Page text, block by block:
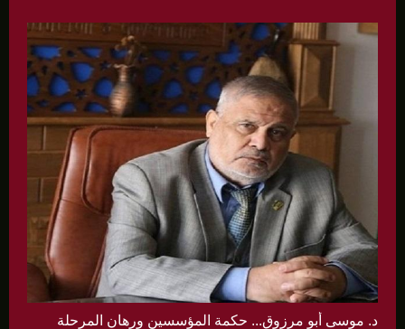
د. موسى أبو مرزوق... حكمة المؤسسين ورهان المرحلة